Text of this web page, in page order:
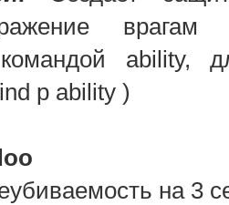
ability,
p ability )
на 3